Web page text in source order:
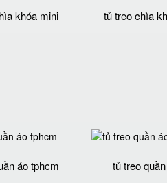
khóa mini
tủ treo chìa
áo tphcm
tủ treo